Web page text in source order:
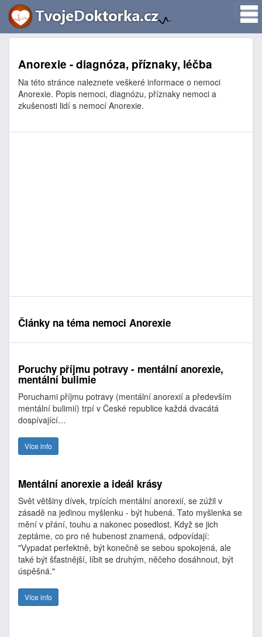
Anorexie - diagnóza, příznaky, léčba
Na této stránce naleznete veškeré informace o nemoci
Anorexie. Popis nemoci, diagnózu, příznaky nemoci a
zkušenosti lidí s nemocí Anorexie.
Články na téma nemoci Anorexie
Poruchy příjmu potravy - mentální anorexie,
mentální bulimie
Poruchami příjmu potravy (mentální anorexií a především
mentální bulimií) trpí v České republice každá dvacátá
dospívající…
Více info
Mentální anorexie a ideál krásy
Svět většiny dívek, trpících mentální anorexií, se zúžil v
zásadě na jedinou myšlenku - být hubená. Tato myšlenka se
mění v přání, touhu a nakonec posedlost. Když se jich
zeptáme, co pro ně hubenost znamená, odpovídají:
"Vypadat perfektně, být konečně se sebou spokojená, ale
také být šťastnější, líbit se druhým, něčeho dosáhnout, být
úspěšná."
Více info